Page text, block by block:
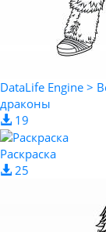
DataLife Engine >
драконы
19
Раскраска
25